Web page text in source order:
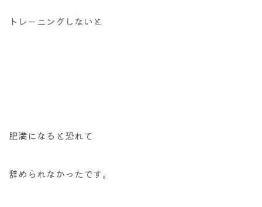
トレーニングしないと
肥満になると恐れて
辞められなかったです。